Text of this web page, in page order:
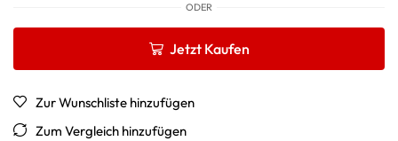
ODER
Jetzt Kaufen
Zur Wunschliste hinzufügen
Zum Vergleich hinzufügen